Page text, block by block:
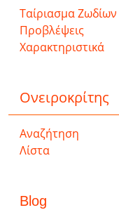
Ταίριασμα Ζωδίων
Προβλέψεις
Χαρακτηριστικά
Ονειροκρίτης
Αναζήτηση
Λίστα
Blog